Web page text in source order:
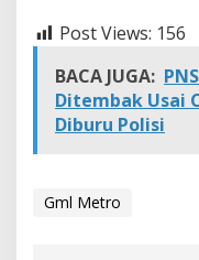
Post Views: 156
BACA JUGA:
Ditembak Usai
Diburu Polisi
Gml Metro